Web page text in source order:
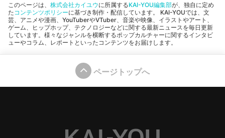
このページは、 株式会社カイユウに所属するKAI-YOU編集部が、独自に定め
た コンテンツポリシーに基づき制作・配信しています。 KAI-YOUでは、文
芸、アニメや漫画、YouTuberやVTuber、音楽や映像、イラストやアート、
ゲーム、ヒップホップ、テクノロジーなどに関する最新ニュースを毎日更新
しています。様々なジャンルを横断するポップカルチャーに関するインタビ
ューやコラム、レポートといったコンテンツをお届けします。
ページトップへ